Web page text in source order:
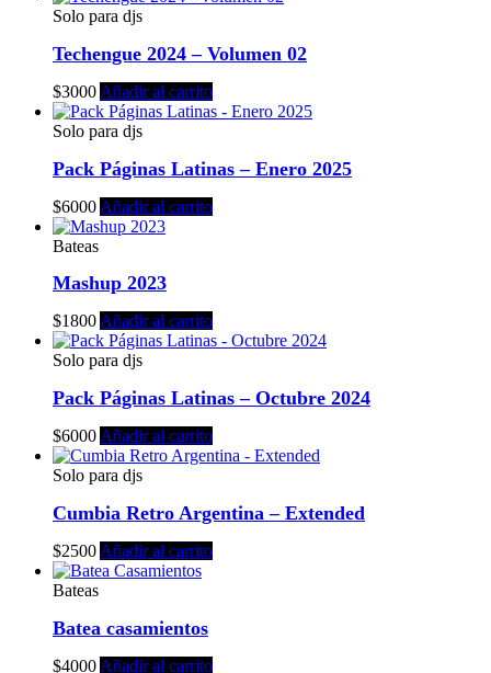
Solo para djs
Techengue 2024 – Volumen 02
$3000 Añadir al carrito
Solo para djs
Pack Páginas Latinas – Enero 2025
$6000 Añadir al carrito
Bateas
Mashup 2023
$1800 Añadir al carrito
Solo para djs
Pack Páginas Latinas – Octubre 2024
$6000 Añadir al carrito
Solo para djs
Cumbia Retro Argentina – Extended
$2500 Añadir al carrito
Bateas
Batea casamientos
$4000 Añadir al carrito